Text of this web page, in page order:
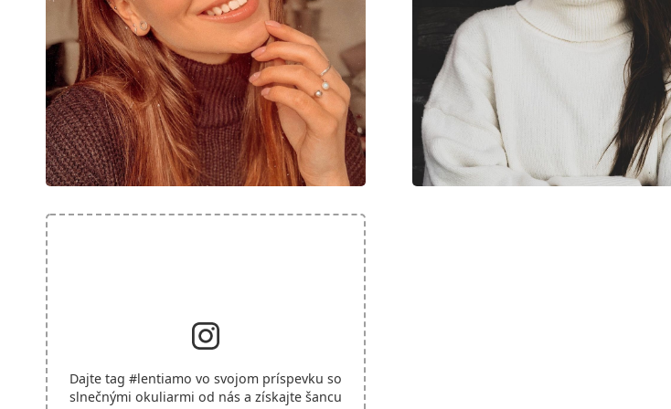
Dajte tag #lentiamo vo svojom príspevku so
slnečnými okuliarmi od nás a získajte šancu